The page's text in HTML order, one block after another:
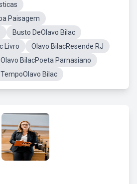
Paisagem
Busto DeOlavo Bilac
Livro
Olavo BilacResende RJ
Olavo BilacPoeta Parnasiano
Bilac